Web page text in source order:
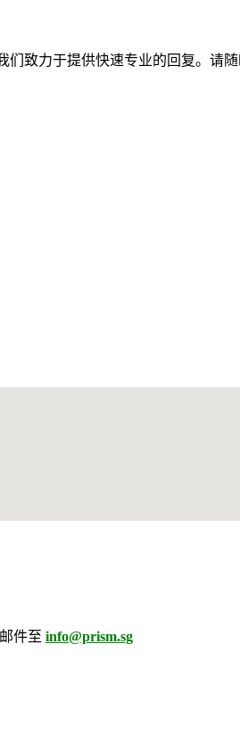
致力于提供快速专业的回复。请
件至 info@prism.sg